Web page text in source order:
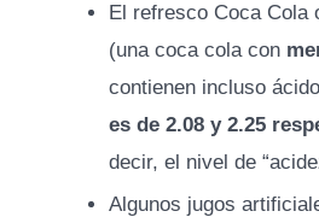
El refresco Coca Cola
(una coca cola con
contienen incluso
es de 2.08 y 2.25
decir, el nivel de
Algunos jugos